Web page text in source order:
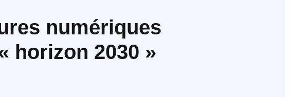
numériques
horizon 2030 »